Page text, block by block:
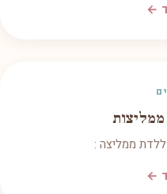
←
ללדת ממליצה :
←